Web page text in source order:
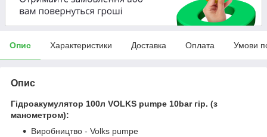
Опис Характеристики Доставка Оплата Умови
Опис
Гідроакумулятор 100л VOLKS pumpe 10bar гір. (з
манометром):
Виробництво - Volks pumpe